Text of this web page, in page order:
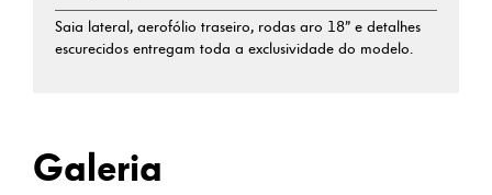
Saia lateral, aerofólio traseiro, rodas aro 18” e detalhes
escurecidos entregam toda a exclusividade do modelo.
Galeria